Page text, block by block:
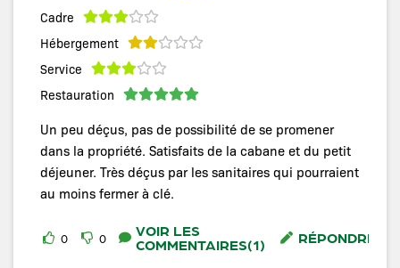
Cadre
Hébergement
Service
Restauration
Un peu déçus, pas de possibilité de se promener
dans la propriété. Satisfaits de la cabane et du petit
déjeuner. Très déçus par les sanitaires qui pourraient
au moins fermer à clé.
0 0 VOIR LES
COMMENTAIRES(1) RÉPONDRE